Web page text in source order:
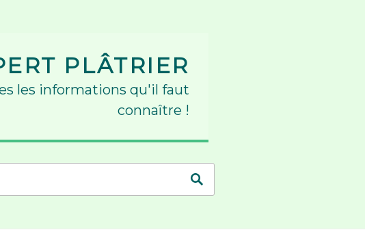
PLÂTRIER
les informations qu'il faut
connaître !